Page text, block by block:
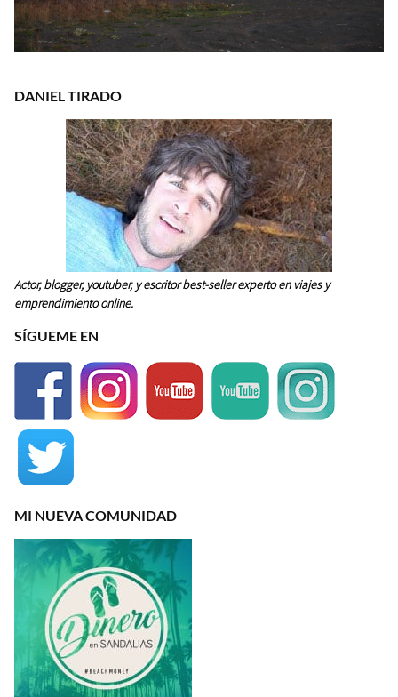
DANIEL TIRADO
Actor, blogger, youtuber, y escritor best-seller experto en viajes y
emprendimiento online.
SÍGUEME EN
MI NUEVA COMUNIDAD